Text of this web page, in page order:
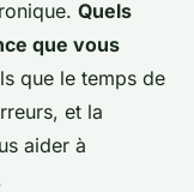
Quels
que vous
que le temps de
et la
aider à